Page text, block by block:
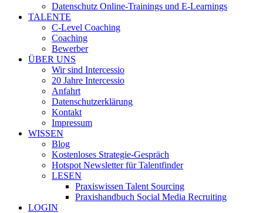
Datenschutz Online-Trainings und E-Learnings
TALENTE
C-Level Coaching
Coaching
Bewerber
ÜBER UNS
Wir sind Intercessio
20 Jahre Intercessio
Anfahrt
Datenschutzerklärung
Kontakt
Impressum
WISSEN
Blog
Kostenloses Strategie-Gespräch
Hotspot Newsletter für Talentfinder
LESEN
Praxiswissen Talent Sourcing
Praxishandbuch Social Media Recruiting
LOGIN